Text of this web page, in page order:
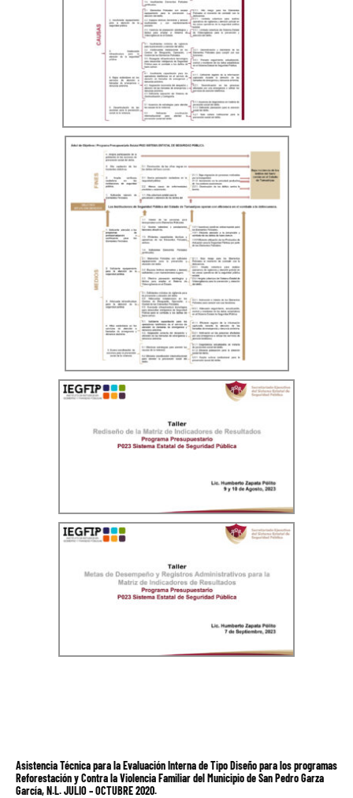
Asistencia Técnica para la Evaluación Interna de Tipo Diseño para los programas
Reforestación y Contra la Violencia Familiar del Municipio de San Pedro Garza
García, N.L. JULIO – OCTUBRE 2020.